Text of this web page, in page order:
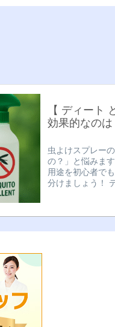
【 ディート
効果的なのは
虫よけスプレー
の？」と悩みま
用途を初心者で
分けましょう！